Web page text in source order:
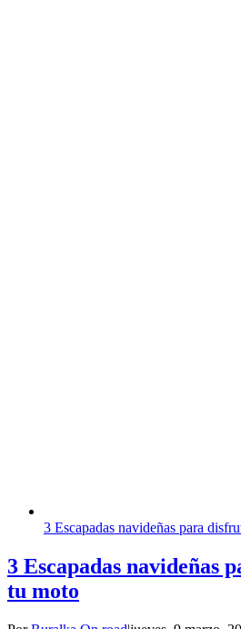
3 Escapadas navideñas para
3 Escapadas navideñas
tu moto